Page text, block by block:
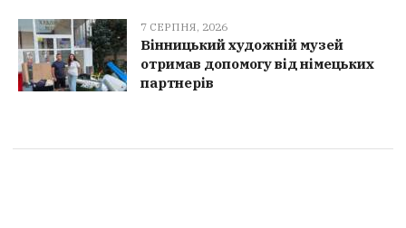
7 СЕРПНЯ, 2026
Вінницький художній музей
отримав допомогу від німецьких
партнерів